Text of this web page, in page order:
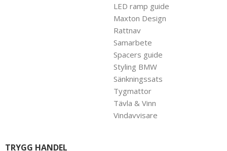
LED ramp guide
Maxton Design
Rattnav
Samarbete
Spacers guide
Styling BMW
Sänkningssats
Tygmattor
Tävla & Vinn
Vindavvisare
TRYGG HANDEL